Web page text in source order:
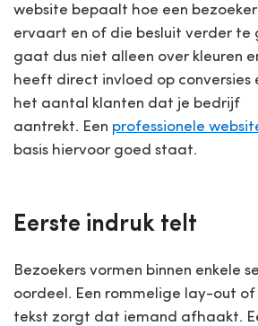
website bepaalt hoe een
ervaart en of die besluit verder te
gaat dus niet alleen over kleuren
heeft direct invloed op conversies
het aantal klanten dat je bedrijf
aantrekt. Een professionele
basis hiervoor goed staat.
Eerste indruk telt
Bezoekers vormen binnen enkele
oordeel. Een rommelige lay-out
tekst zorgt dat iemand afhaakt.